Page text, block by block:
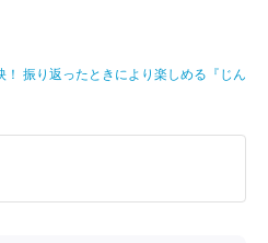
振り返ったときにより楽しめる『じん